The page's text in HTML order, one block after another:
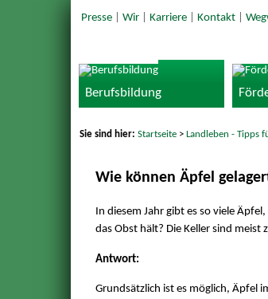
Presse| Wir| Karriere| Kontakt|
Berufsbildung
Sie sind hier:Startseite >Landleben - Tipps
Wie können Äpfel
In diesem Jahr gibt es so viele
das Obst hält? Die Keller sind meist
Antwort:
Grundsätzlich ist es möglich, Äpfel